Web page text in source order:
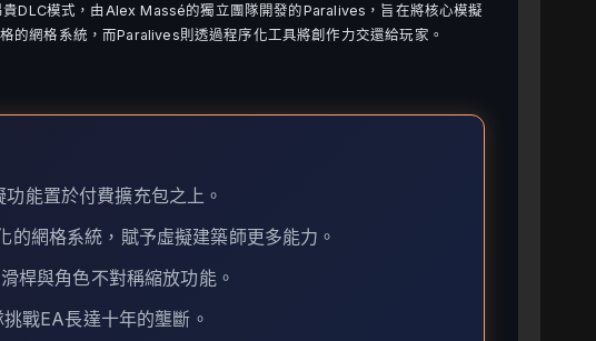
DLC模式，由Alex Massé的獨立團隊開發的Paralives，旨在將核心模擬
的網格系統，而Paralives則透過程序化工具將創作力交還給玩家。
能置於付費擴充包之上。
網格系統，賦予虛擬建築師更多能力。
桿與角色不對稱縮放功能。
戰EA長達十年的壟斷。